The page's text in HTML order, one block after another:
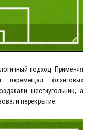
подход. Применяя
фланговых
шестиугольник, а
перекрытие.